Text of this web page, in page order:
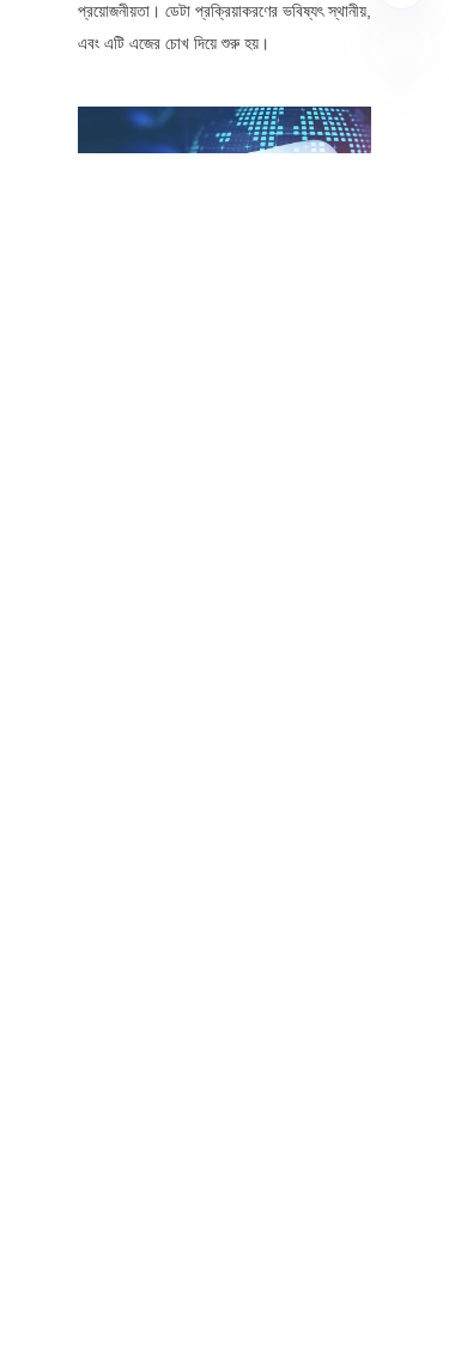
প্রয়োজনীয়তা। ডেটা প্রক্রিয়াকরণের ভবিষ্যৎ স্থানীয়,
এবং এটি এজের চোখ দিয়ে শুরু হয়।